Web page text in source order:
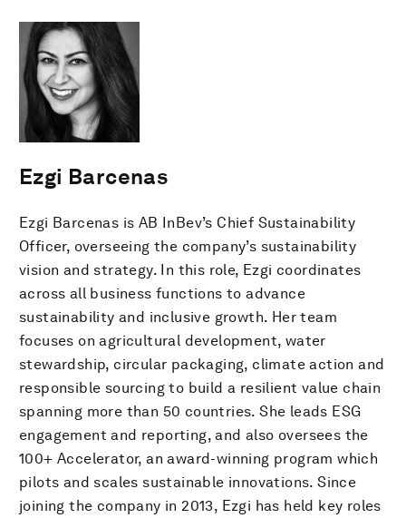
Ezgi Barcenas
Ezgi Barcenas is AB InBev’s Chief Sustainability
Officer, overseeing the company’s sustainability
vision and strategy. In this role, Ezgi coordinates
across all business functions to advance
sustainability and inclusive growth. Her team
focuses on agricultural development, water
stewardship, circular packaging, climate action and
responsible sourcing to build a resilient value chain
spanning more than 50 countries. She leads ESG
engagement and reporting, and also oversees the
100+ Accelerator, an award-winning program which
pilots and scales sustainable innovations. Since
joining the company in 2013, Ezgi has held key roles